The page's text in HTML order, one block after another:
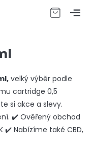
velký výběr podle
cartridge 0,5
si akce a slevy.
✔️ Ověřený obchod
✔️ Nabízíme také CBD,